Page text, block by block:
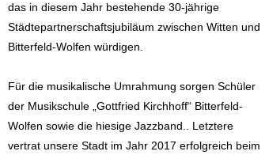
das in diesem Jahr bestehende 30-jährige
Städtepartnerschaftsjubiläum zwischen Witten und
Bitterfeld-Wolfen würdigen.
Für die musikalische Umrahmung sorgen Schüler
der Musikschule „Gottfried Kirchhoff“ Bitterfeld-
Wolfen sowie die hiesige Jazzband.. Letztere
vertrat unsere Stadt im Jahr 2017 erfolgreich beim